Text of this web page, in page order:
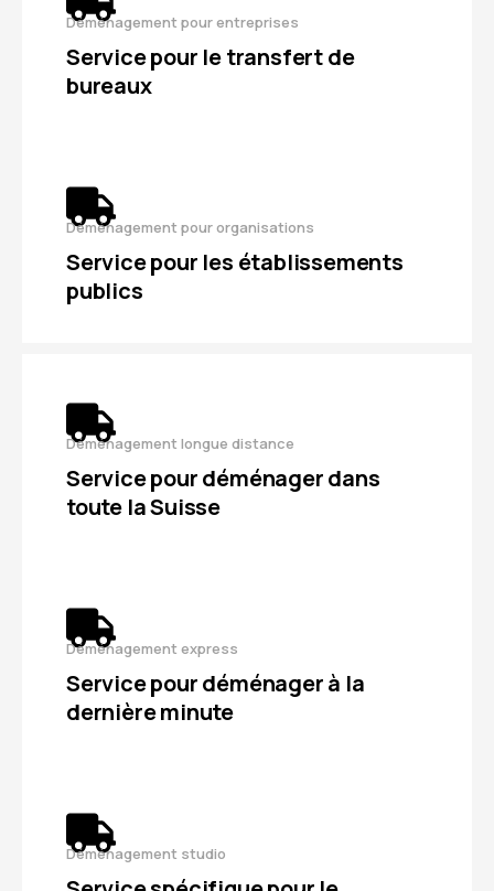
Déménagement pour entreprises
Service pour le transfert de
bureaux
Déménagement pour organisations
Service pour les établissements
publics
Déménagement longue distance
Service pour déménager dans
toute la Suisse
Déménagement express
Service pour déménager à la
dernière minute
Déménagement studio